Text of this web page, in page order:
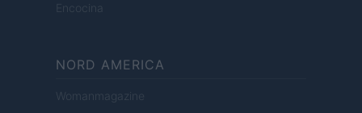
Encocina
NORD AMERICA
Womanmagazine